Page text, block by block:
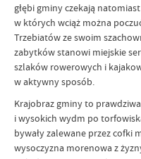
głębi gminy czekają
w których wciąż można
Trzebiatów ze swoim
zabytków stanowi miejskie
szlaków rowerowych i
w aktywny sposób.
Krajobraz gminy to
i wysokich wydm po
bywały zalewane przez cofki
wysoczyzna morenowa z